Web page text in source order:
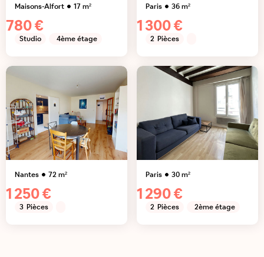
Maisons-Alfort 17m²
780 €
Studio 4ème étage
Paris 36m²
1 300 €
2 Pièces
Nantes 72m²
1 250 €
3 Pièces
Paris 30m²
1 290 €
2 Pièces 2ème étage